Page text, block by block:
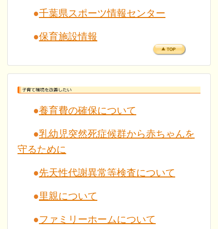
●千葉県スポーツ情報センター
●保育施設情報
●養育費の確保について
●乳幼児突然死症候群から赤ちゃんを
守るために
●先天性代謝異常等検査について
●里親について
●ファミリーホームについて